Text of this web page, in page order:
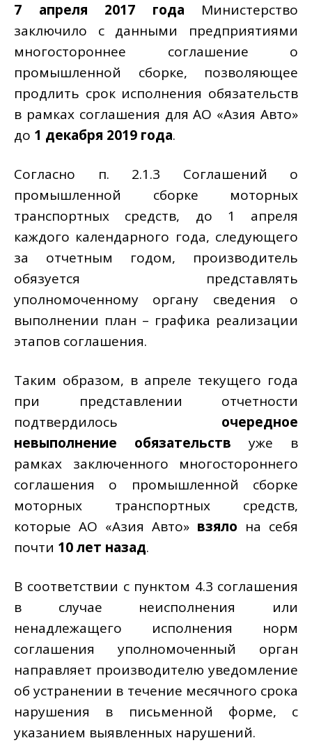
7 апреля 2017 года Министерство
заключило с данными предприятиями
многостороннее соглашение о
промышленной сборке, позволяющее
продлить срок исполнения обязательств
в рамках соглашения для АО «Азия Авто»
до 1 декабря 2019 года.
Согласно п. 2.1.3 Соглашений о
промышленной сборке моторных
транспортных средств, до 1 апреля
каждого календарного года, следующего
за отчетным годом, производитель
обязуется представлять
уполномоченному органу сведения о
выполнении план – графика реализации
этапов соглашения.
Таким образом, в апреле текущего года
при представлении отчетности
подтвердилось очередное
невыполнение обязательств уже в
рамках заключенного многостороннего
соглашения о промышленной сборке
моторных транспортных средств,
которые АО «Азия Авто» взяло на себя
почти 10 лет назад.
В соответствии с пунктом 4.3 соглашения
в случае неисполнения или
ненадлежащего исполнения норм
соглашения уполномоченный орган
направляет производителю уведомление
об устранении в течение месячного срока
нарушения в письменной форме, с
указанием выявленных нарушений.